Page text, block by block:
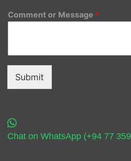
Comment or Message *
Submit
Chat on WhatsApp (+94 77